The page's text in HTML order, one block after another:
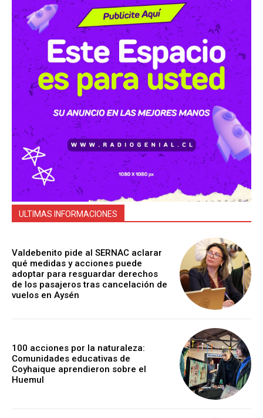
ULTIMAS INFORMACIONES
Valdebenito pide al SERNAC aclarar
qué medidas y acciones puede
adoptar para resguardar derechos
de los pasajeros tras cancelación de
vuelos en Aysén
100 acciones por la naturaleza:
Comunidades educativas de
Coyhaique aprendieron sobre el
Huemul